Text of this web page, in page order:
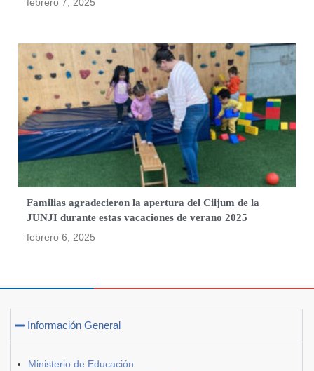
Familias agradecieron la apertura del Ciijum de la
JUNJI durante estas vacaciones de verano 2025
febrero 6, 2025
Información General
Ministerio de Educación